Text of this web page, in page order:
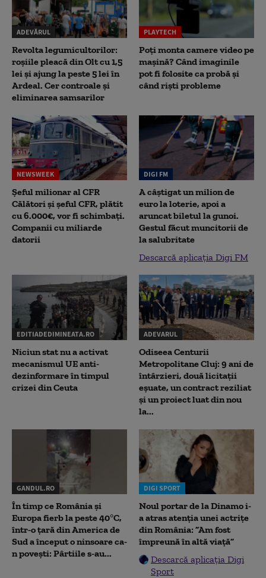
ADEVĂRUL
Revolta legumicultorilor:
roșiile pleacă din Olt cu 1,5
lei și ajung la peste 5 lei în
Ardeal. Cer controale și
eliminarea samsarilor
PLAYTECH
Poți monta camere video pe
mașină? Când imaginile
pot fi folosite ca probă și
când riști probleme
NEWSWEEK
Șeful milionar al CFR
Călători și șeful CFR, plătit
cu 6.000€, vor fi schimbați.
Companii cu miliarde
datorii
DIGI FM
A câștigat un milion de
euro la loterie, apoi a
aruncat biletul la gunoi.
Gestul făcut muncitorii de
la salubritate
Descarcă aplicația Digi FM
EDITIADEDIMINEATA.RO
Niciun stat nu a activat
mecanismul UE anti-
dezinformare în timpul
crizei din Ceuta
ADEVARUL
Odiseea Centurii
Metropolitane Cluj: 9 ani de
întârzieri, două licitații
eșuate, un contract reziliat
și un proiect luat din nou
la...
GANDUL.RO
În timp ce România și
Europa fierb la peste 40°C,
într-o țară din America de
Sud a început o ninsoare ca-
n povești: Pârtiile s-au...
DIGI SPORT
Noul portar de la Dinamo i-
a atras atenția unei actrițe
din România: ”Am fost
împreună în altă viață”
Descarcă aplicația Digi
Sport